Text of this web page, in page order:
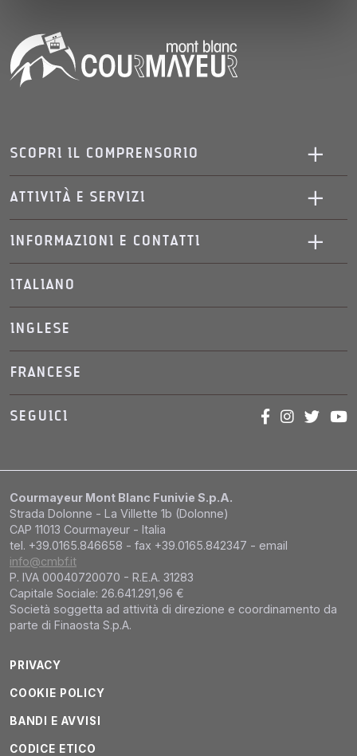
SCOPRI IL COMPRENSORIO
ATTIVITÀ E SERVIZI
INFORMAZIONI E CONTATTI
ITALIANO
INGLESE
FRANCESE
SEGUICI
Courmayeur Mont Blanc Funivie S.p.A.
Strada Dolonne - La Villette 1b (Dolonne)
CAP 11013 Courmayeur - Italia
tel. +39.0165.846658 - fax +39.0165.842347 - email
info@cmbf.it
P. IVA 00040720070 - R.E.A. 31283
Capitale Sociale: 26.641.291,96 €
Società soggetta ad attività di direzione e coordinamento da
parte di Finaosta S.p.A.
PRIVACY
COOKIE POLICY
BANDI E AVVISI
CODICE ETICO